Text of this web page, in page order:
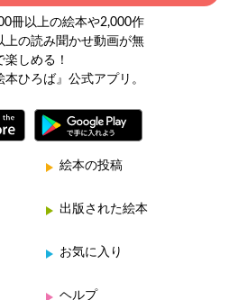
冊以上の絵本や2,000作
上の読み聞かせ動画が無
楽しめる！
本ひろば』公式アプリ。
絵本の投稿
出版された絵本
お気に入り
ヘルプ